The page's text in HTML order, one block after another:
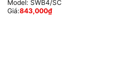
Model: SWB4/SC
Giá:843,000₫